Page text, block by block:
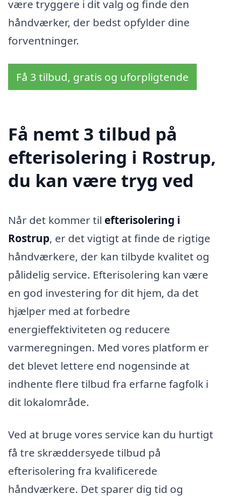
være tryggere i dit valg og finde den
håndværker, der bedst opfylder dine
forventninger.
Få 3 tilbud, gratis og uforpligtende
Få nemt 3 tilbud på
efterisolering i Rostrup,
du kan være tryg ved
Når det kommer til efterisolering i
Rostrup, er det vigtigt at finde de rigtige
håndværkere, der kan tilbyde kvalitet og
pålidelig service. Efterisolering kan være
en god investering for dit hjem, da det
hjælper med at forbedre
energieffektiviteten og reducere
varmeregningen. Med vores platform er
det blevet lettere end nogensinde at
indhente flere tilbud fra erfarne fagfolk i
dit lokalområde.
Ved at bruge vores service kan du hurtigt
få tre skræddersyede tilbud på
efterisolering fra kvalificerede
håndværkere. Det sparer dig tid og